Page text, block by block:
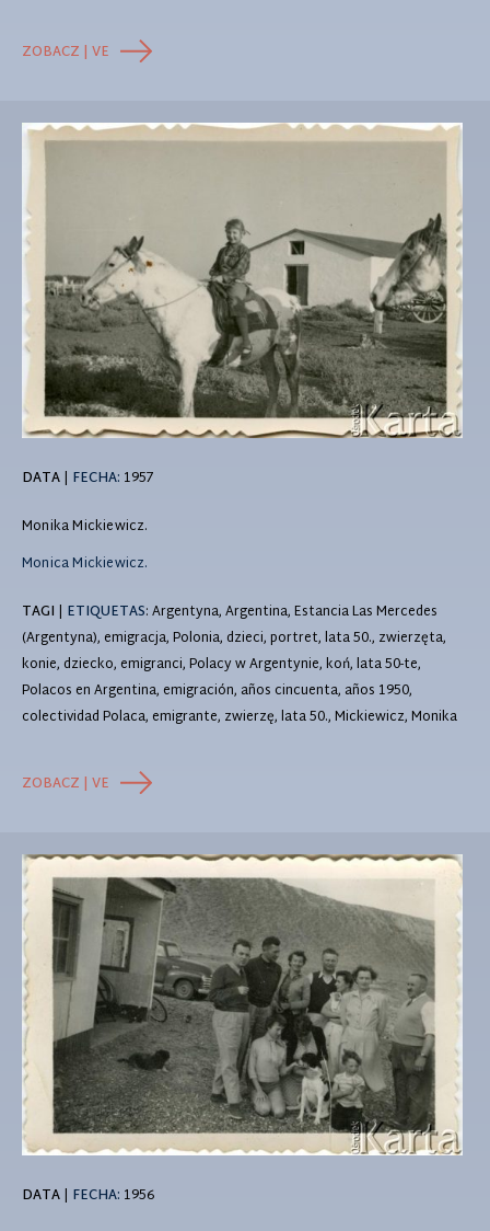
ZOBACZ | VE
DATA| FECHA: 1957
Monika Mickiewicz.
Monica Mickiewicz.
TAGI | ETIQUETAS: Argentyna, Argentina, Estancia Las Mercedes
(Argentyna), emigracja, Polonia, dzieci, portret, lata 50., zwierzęta,
konie, dziecko, emigranci, Polacy w Argentynie, koń, lata 50-te,
Polacos en Argentina, emigración, años cincuenta, años 1950,
colectividad Polaca, emigrante, zwierzę, lata 50., Mickiewicz, Monika
ZOBACZ | VE
DATA| FECHA: 1956